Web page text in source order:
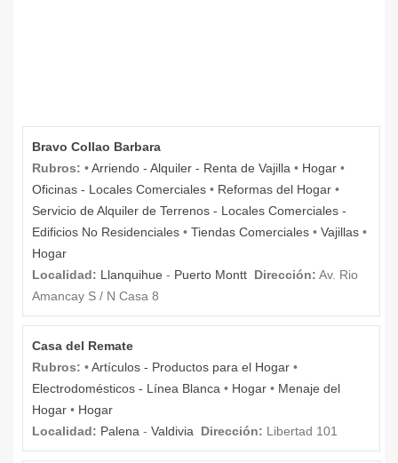
Bravo Collao Barbara
Rubros: •Arriendo - Alquiler - Renta de Vajilla • Hogar •
Oficinas - Locales Comerciales • Reformas del Hogar •
Servicio de Alquiler de Terrenos - Locales Comerciales -
Edificios No Residenciales • Tiendas Comerciales • Vajillas •
Hogar
Localidad: Llanquihue - Puerto Montt Dirección: Av. Rio
Amancay S / N Casa 8
Casa del Remate
Rubros: •Artículos - Productos para el Hogar •
Electrodomésticos - Línea Blanca • Hogar • Menaje del
Hogar • Hogar
Localidad: Palena - Valdivia Dirección: Libertad 101